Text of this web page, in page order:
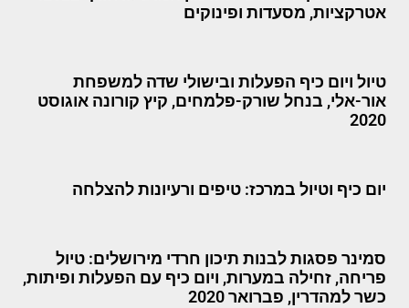
אטרקציות, מסעדות ופינוקים
טיול ויום כיף הפעלות ובישולי שדה למשפחת
אור-אלי, בנחל שורק-פלמחים, קיץ קורונה אוגוסט
2020
יום כיף וטיול במרכז: טיפים ורעיונות להצלחה
סמינר פסגות לבנות תיכון חרדי מירושלים: טיול
פריחה, זחילה במערות, ויום כיף עם הפעלות ופיתות,
כשר למהדרין, פברואר 2020